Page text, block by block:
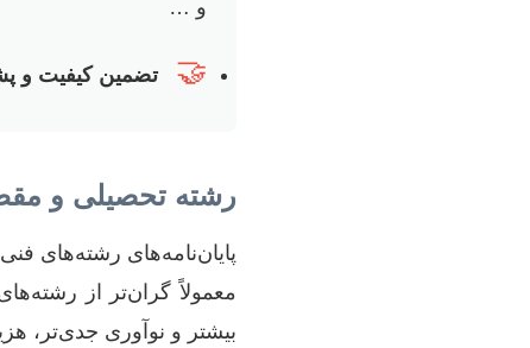
و …
🤝 تضمین کیفیت و
رشته تحصیلی و
پایان‌نامه‌های رشته‌های
معمولاً گران‌تر از
بیشتر و نوآوری جدی‌تر،